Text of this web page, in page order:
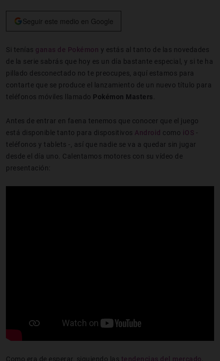
Seguir este medio en Google
Si tenías ganas de Pokémon y estás al tanto de las novedades
de la serie sabrás que hoy es un día bastante especial, y si te ha
pillado desconectado no te preocupes, aquí estamos para
contarte que se produce el lanzamiento de un nuevo título para
teléfonos móviles llamado Pokémon Masters
Antes de entrar en faena tenemos que conocer que el juego
está disponible tanto para dispositivos Android como iOS -
teléfonos y tablets -, así que nadie se va a quedar sin jugar
desde el día uno. Calentamos motores con su vídeo de
presentación:
Como era de esperar, siguiendo las tendencias del mercado